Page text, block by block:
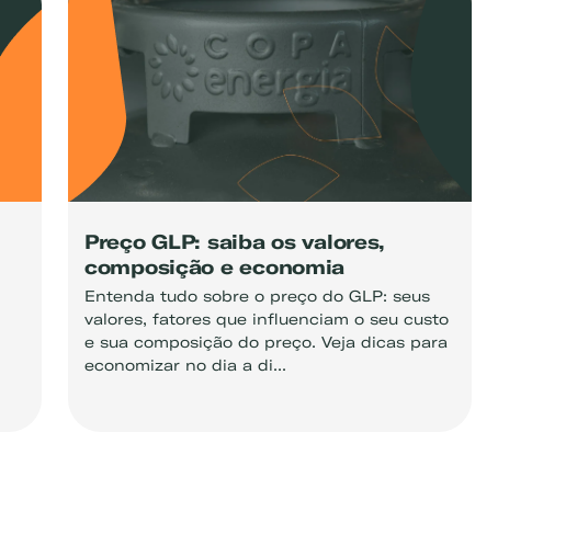
Preço GLP: saiba os valores,
composição e economia
Entenda tudo sobre o preço do GLP: seus
valores, fatores que influenciam o seu custo
e sua composição do preço. Veja dicas para
economizar no dia a di...